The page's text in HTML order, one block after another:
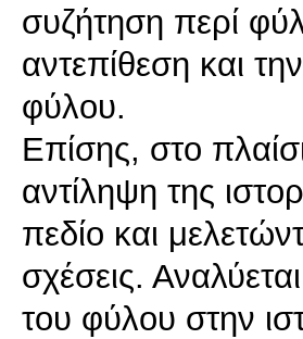
συζήτηση περί
αντεπίθεση και
φύλου.
Επίσης, στο
αντίληψη της
πεδίο και
σχέσεις.
του φύλου στην